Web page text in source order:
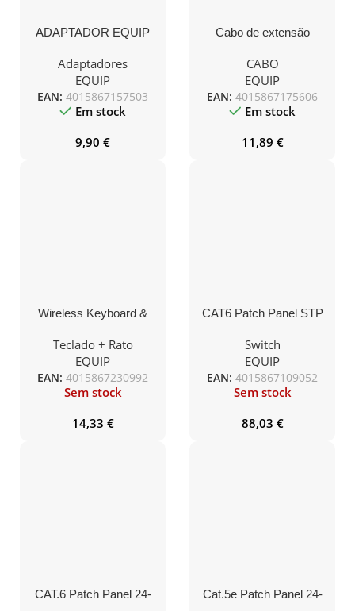
ADAPTADOR EQUIP
VGA M/F – PRETO
Adaptadores
EQUIP
EAN: 4015867157503
Em stock
9,90 €
Cabo de extensão
M/F, 10m
CABO
EQUIP
EAN: 4015867175606
Em stock
11,89 €
Wireless Keyboard &
Teclado + Rato
EQUIP
EAN: 4015867230992
Sem stock
14,33 €
CAT6 Patch Panel STP
Switch
EQUIP
EAN: 4015867109052
Sem stock
88,03 €
CAT.6 Patch Panel 24-
Cat.5e Patch Panel 24-